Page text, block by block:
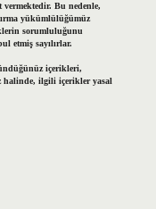
vermektedir. Bu nedenle,
yükümlülüğümüz
sorumluluğunu
etmiş sayılırlar.
içerikleri,
ilgili içerikler yasal